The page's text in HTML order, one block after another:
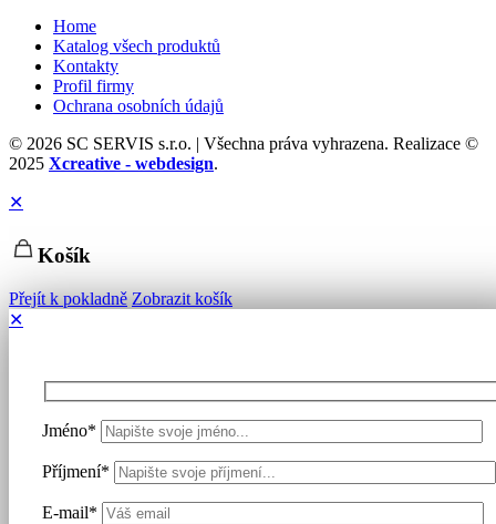
Home
Katalog všech produktů
Kontakty
Profil firmy
Ochrana osobních údajů
© 2026 SC SERVIS s.r.o. | Všechna práva vyhrazena. Realizace ©
2025 Xcreative - webdesign.
✕
Košík
Přejít k pokladně Zobrazit košík
✕
Jméno*
Příjmení*
E-mail*